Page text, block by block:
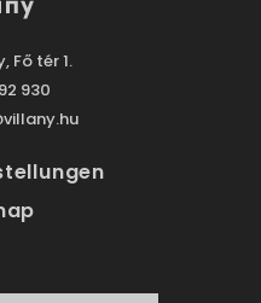
Fő tér 1.
930